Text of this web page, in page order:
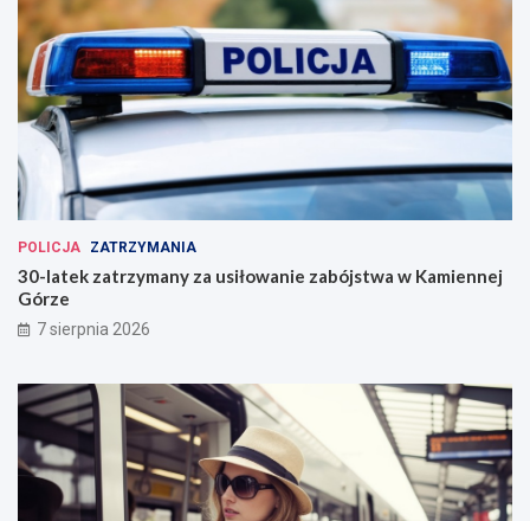
POLICJA ZATRZYMANIA
30-latek zatrzymany za usiłowanie zabójstwa w Kamiennej
Górze
7 sierpnia 2026